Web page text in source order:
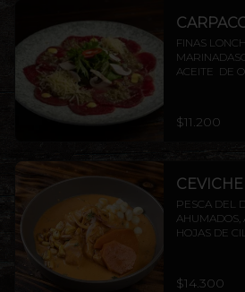
FINAS
ACEITE  DE
TERMINADO
PIMIENTA
$11.200
PESCA DEL
AHUMADOS,
HOJAS DE
$14.300